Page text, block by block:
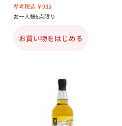
参考税込 ￥935
お一人様6点限り
お買い物をはじめる